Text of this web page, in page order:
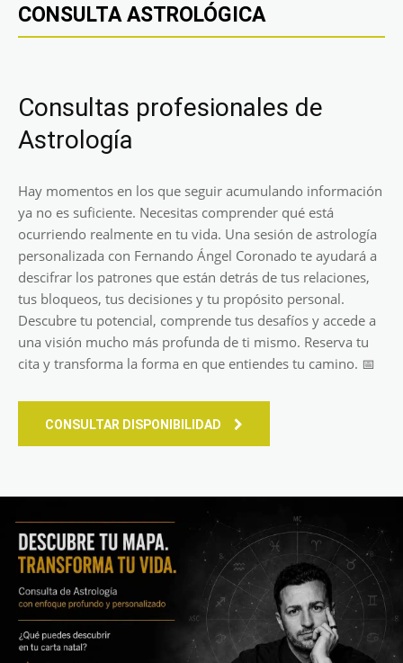
CONSULTA ASTROLÓGICA
Consultas profesionales de
Astrología
Hay momentos en los que seguir acumulando información
ya no es suficiente. Necesitas comprender qué está
ocurriendo realmente en tu vida. Una sesión de astrología
personalizada con Fernando Ángel Coronado te ayudará a
descifrar los patrones que están detrás de tus relaciones,
tus bloqueos, tus decisiones y tu propósito personal.
Descubre tu potencial, comprende tus desafíos y accede a
una visión mucho más profunda de ti mismo. Reserva tu
cita y transforma la forma en que entiendes tu camino. 📅
CONSULTAR DISPONIBILIDAD